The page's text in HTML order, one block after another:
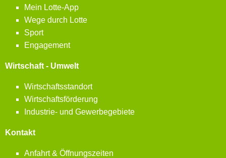
Mein Lotte-App
Wege durch Lotte
Sport
Engagement
Wirtschaft - Umwelt
Wirtschaftsstandort
Wirtschaftsförderung
Industrie- und Gewerbegebiete
Kontakt
Anfahrt & Öffnungszeiten